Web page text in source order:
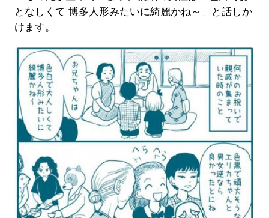
となしくて 博多人形みたいに綺麗かね～」と話しか
けます。